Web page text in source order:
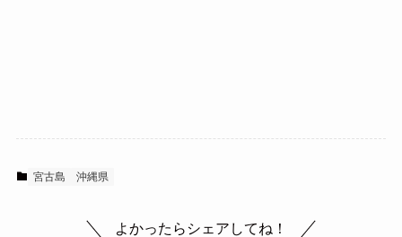
宮古島 沖縄県
よかったらシェアしてね！